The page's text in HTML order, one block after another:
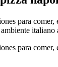
para
para